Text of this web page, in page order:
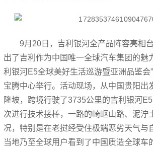
9月20日，吉利银河全产品阵容亮相
出了吉利作为中国唯一全球汽车集团的魅
利银河E5全球美好生活巡游暨亚洲品鉴会
宝腾中心举行。活动现场，从中国贵阳出
隆坡，跨境行驶了3735公里的吉利银河
次进行技术接棒，一路的崎岖山路、泥泞
况，特别是在老挝经受住极端恶劣天气与
当地乃至全球用户看到了中国质造全球车